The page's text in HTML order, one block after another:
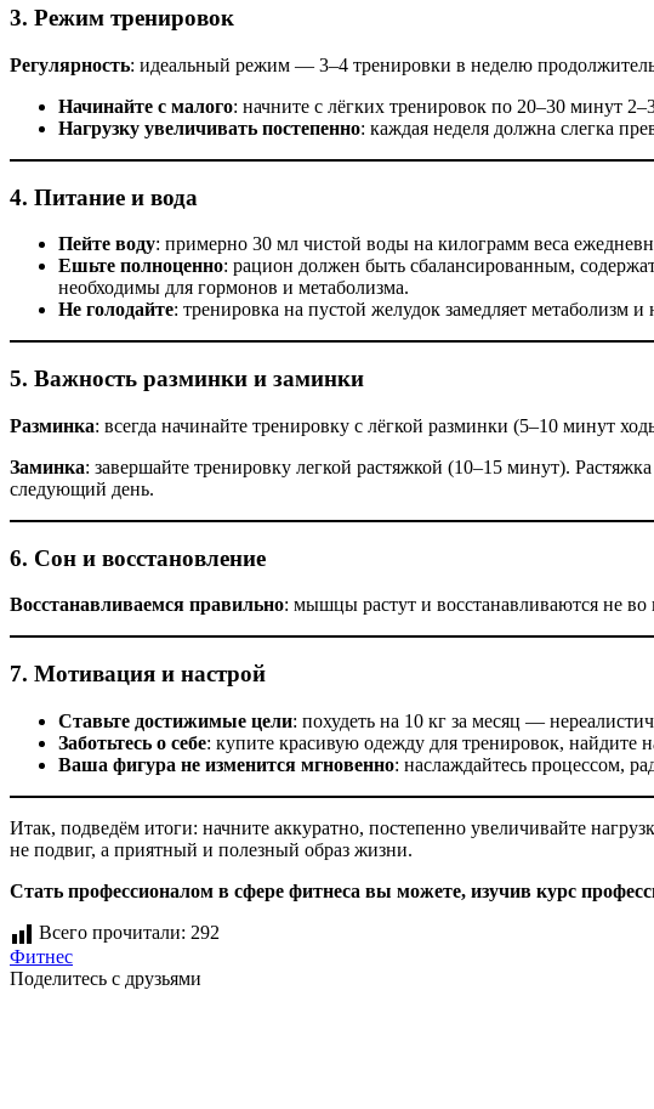
3. Режим тренировок
Регулярность: идеальный режим — 3–4 тренировки в неделю
Начинайте с малого: начните с лёгких тренировок по 20–30 минут
Нагрузку увеличивать постепенно: каждая неделя должна слегка
4. Питание и вода
Пейте воду: примерно 30 мл чистой воды на килограмм веса
Ешьте полноценно: рацион должен быть сбалансированным,
необходимы для гормонов и метаболизма.
Не голодайте: тренировка на пустой желудок замедляет метаболизм и
5. Важность разминки и заминки
Разминка: всегда начинайте тренировку с лёгкой разминки (5–10 минут
Заминка: завершайте тренировку легкой растяжкой (10–15 минут).
следующий день.
6. Сон и восстановление
Восстанавливаемся правильно: мышцы растут и восстанавливаются не во
7. Мотивация и настрой
Ставьте достижимые цели: похудеть на 10 кг за месяц —
Заботьтесь о себе: купите красивую одежду для тренировок, найдите
Ваша фигура не изменится мгновенно: наслаждайтесь процессом,
Итак, подведём итоги: начните аккуратно, постепенно увеличивайте
не подвиг, а приятный и полезный образ жизни.
Стать профессионалом в сфере фитнеса вы можете, изучив курс
Всего прочитали: 292
Фитнес
Поделитесь с друзьями